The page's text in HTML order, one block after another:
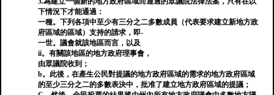
下情況下才能通過：
一種。下列各項中至少有三分之二多數成員（代表要求建立新地方政
府區域的區域）支持的請求，即-
一世。議會就該地區而言，以及
ii。有關該地區的地方政府理事會，
由眾議院收到；
b。此後，在產生公民對提議的地方政府區域的需求的地方政府區域
的至少三分之二的多數表決中，批准了建立地方政府區域的提議；